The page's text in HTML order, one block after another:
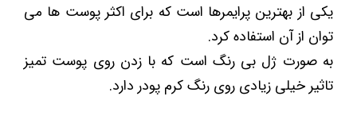
یکی از بهترین پرایمرها است که برای اکثر پوست ها می
توان از آن استفاده کرد.
به صورت ژل بی رنگ است که با زدن روی پوست تمیز
تاثیر خیلی زیادی روی رنگ کرم پودر دارد.